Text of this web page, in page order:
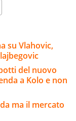
su Vlahovic,
del nuovo
a Kolo e non
ma il mercato